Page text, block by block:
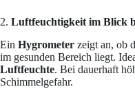
2. Luftfeuchtigkeit im Blick
Ein Hygrometer zeigt an, ob
im gesunden Bereich liegt.
Luftfeuchte. Bei dauerhaft
Schimmelgefahr.